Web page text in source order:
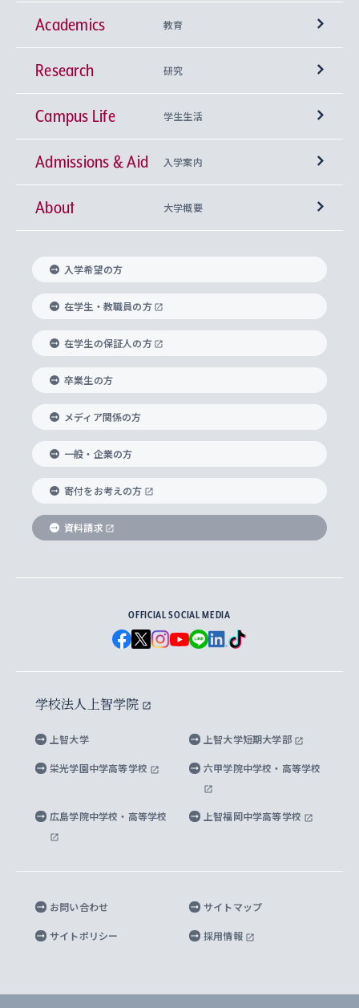
Academics 教育
学部
神学部
文学部
総合人間科学部
経済学部
外国語学部
総合グローバル学部
国際教養学部
理工学部
Futures） – 持続可能な未来を考える６学科連携
興味から学科を探す
上智大学の全学共通教育
基盤教育センター
キリスト教人間学
身体知
思考と表現
データサイエンス
上智大学の語学教育
言語教育研究センター
上智大学のグローバル教育
グローバル教育センター
上智大学で学ぶ
海外で学ぶ
学びのサポート
大学院
神学研究科
実践宗教学研究科
総合人間科学研究科
経済学研究科
グローバル・スタディーズ研究科
助産学専攻科
生涯学習
Research 研究
研究所 等
キリスト教文化研究所
中世思想研究所
国際言語情報研究所
グローバル・コンサーン研究所
比較文化研究所
ヨーロッパ研究所
アジア文化研究所
アメリカ・カナダ研究所
メディア・ジャーナリズム研究所
水稀少社会研究センター
先進機械・構造材料イノベーションセンター
マイクロ波サイエンス研究センター
Sophia Open Research Weeks (SORW)
産官学連携
知的財産
研究支援制度
重点領域研究・自由課題研究
研究活動に関する法令・研究費の使用について
Campus Life 学生生活
学期区分と授業時間割
課外活動
課外教育プログラム
ボランティア活動
グローバルな学びのコミュニティ
学生の相談窓口
心身の健康相談
ハラスメント防止の取り組み
障がいのある学生への支援
キャリア形成サポート
キャリア形成支援プログラム
就職（内定先）・進路統計
企業の採用ご担当者様へのご案内
住まいのサポート
Admissions & Aid 入学案内
上智大学で取得できる学位
入れの方針）
科目等履修生
研究生・外国人特別研究生・国費留学生
交換留学生(海外大学から上智大学で学ぶ)
ノンディグリー生
Sophia Short-term Program受講生
学費・奨学金
学部入学前に出願する奨学金
国による高等教育の修学支援新制度
大学院生対象の奨学金
海外留学する際の費用と奨学金
About 大学概要
理事長・学長メッセージ
学長・副学長紹介
上智大学の精神
上智大学の理念
上智大学の沿革
ソフィア・アーカイブズ
上智大学とカトリック
グローバルエンゲージメント
上智大学を訪れた世界の知性
国連Weeks・アフリカWeeks
ダイバーシティ＆サステナビリティへの取り組み
上智大学公式ソーシャルメディア
学校法人上智学院について
数字で見る上智大学
上智大学のネットワーク
父母・保証人とのネットワーク
学外とのネットワーク
上智大学の出版物
上智大学大学案内・大学院案内
英文広報誌 SOPHIA magazine
上智大学のビジュアル・アイデンティティ
上智大学ビジュアル・アイデンティティ
上智大学校歌 ・上智大学学生歌
上智大学への取材・キャンパスでの撮影について
上智大学の公開情報
上智大学の教育研究活動等の情報公表
内部質保証と自己点検・評価
キャンパス案内
四谷キャンパス 施設紹介
キャンパスへのアクセス
海外拠点
教職協働の取り組み
プライバシーポリシー
入学希望の方
在学生・教職員の方
在学生の保証人の方
卒業生の方
メディア関係の方
一般・企業の方
寄付をお考えの方
資料請求
OFFICIAL SOCIAL MEDIA
学校法人上智学院
上智大学 上智大学短期大学部
栄光学園中学高等学校 六甲学院中学校・高等学校
広島学院中学校・高等学校 上智福岡中学高等学校
お問い合わせ サイトマップ
サイトポリシー 採用情報